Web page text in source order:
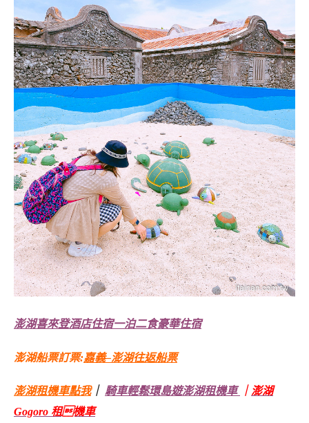
澎湖喜來登酒店住宿一泊二食豪華住宿
澎湖船票訂票:嘉義–澎湖往返船票
澎湖租機車點我｜ 騎車輕鬆環島遊澎湖租機車 ｜ 澎湖
Gogoro 租機車